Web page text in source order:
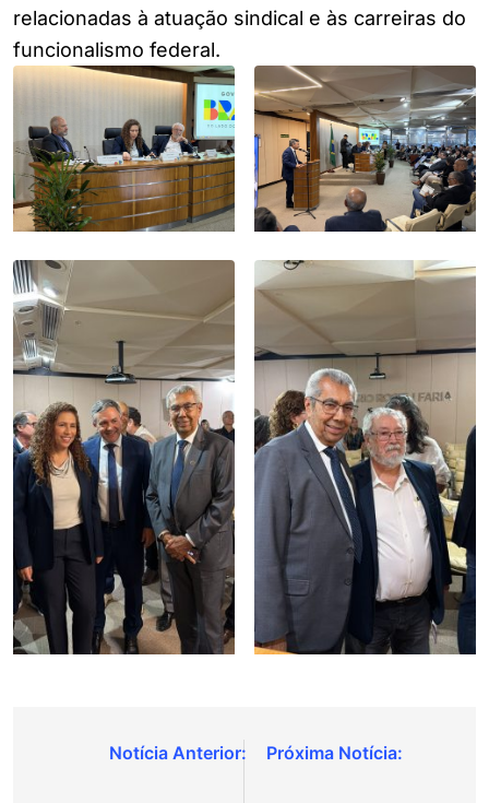
relacionadas à atuação sindical e às carreiras do
funcionalismo federal.
Navegação